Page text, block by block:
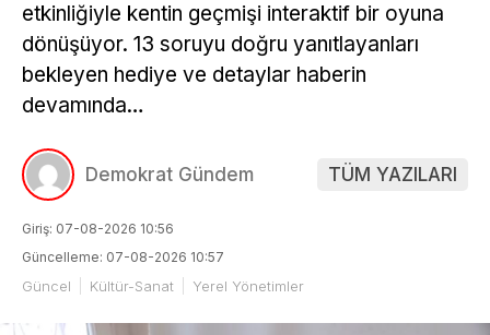
etkinliğiyle kentin geçmişi interaktif bir oyuna
dönüşüyor. 13 soruyu doğru yanıtlayanları
bekleyen hediye ve detaylar haberin
devamında…
Demokrat Gündem TÜM YAZILARI
Giriş: 07-08-2026 10:56
Güncelleme: 07-08-2026 10:57
Güncel Kültür-Sanat Yerel Yönetimler